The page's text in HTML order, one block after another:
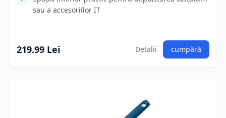
sau a accesoriilor IT
219.99 Lei Detalii cumpără